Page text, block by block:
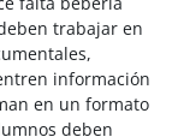
trabajar en
información
en un formato
deben